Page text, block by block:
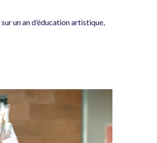
un an d’éducation artistique,